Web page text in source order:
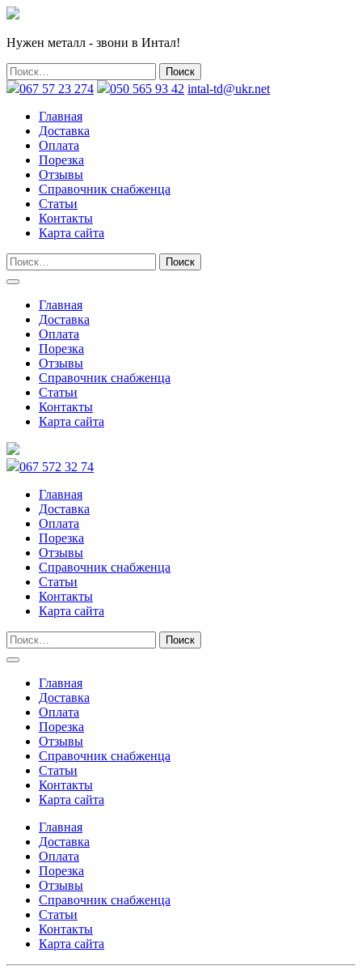
Нужен металл - звони в Интал!
067 57 23 274 050 565 93 42 intal-td@ukr.net
Главная
Доставка
Оплата
Порезка
Отзывы
Справочник снабженца
Статьи
Контакты
Карта сайта
Главная
Доставка
Оплата
Порезка
Отзывы
Справочник снабженца
Статьи
Контакты
Карта сайта
067 572 32 74
Главная
Доставка
Оплата
Порезка
Отзывы
Справочник снабженца
Статьи
Контакты
Карта сайта
Главная
Доставка
Оплата
Порезка
Отзывы
Справочник снабженца
Статьи
Контакты
Карта сайта
Главная
Доставка
Оплата
Порезка
Отзывы
Справочник снабженца
Статьи
Контакты
Карта сайта